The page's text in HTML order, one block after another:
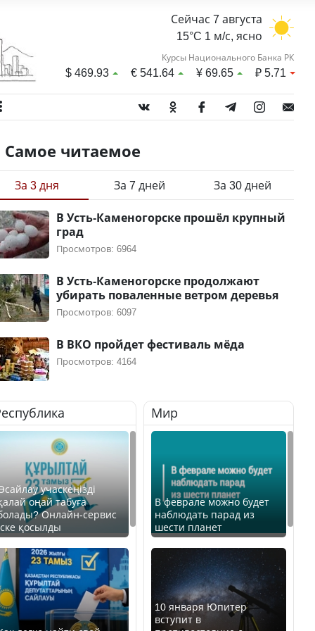
Сейчас 7 августа
15°C 1 м/с, ясно
Курсы Национального Банка РК
$469.93 €541.64 ¥69.65 ₽5.71
Самое читаемое
За 3 дня За 7 дней За 30 дней
В Усть-Каменогорске прошёл крупный
град
Просмотров: 6964
В Усть-Каменогорске продолжают
убирать поваленные ветром деревья
Просмотров: 6097
В ВКО пройдет фестиваль мёда
Просмотров: 4164
учаскеңізді
оңай табуға
Онлайн-сервис
қосылды
Мир
В феврале можно будет
наблюдать парад из
шести планет
10 января Юпитер
вступит в